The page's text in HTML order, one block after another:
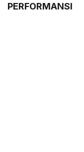
PERFORMANSI